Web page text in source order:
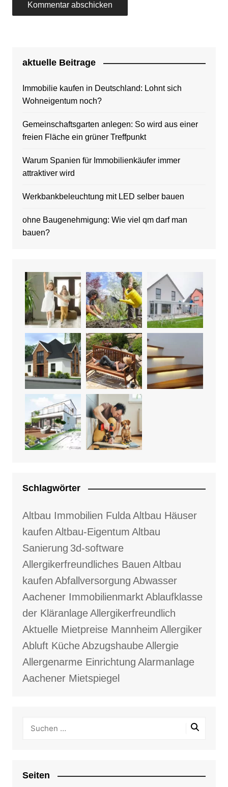
aktuelle Beitrage
Immobilie kaufen in Deutschland: Lohnt sich
Wohneigentum noch?
Gemeinschaftsgarten anlegen: So wird aus einer
freien Fläche ein grüner Treffpunkt
Warum Spanien für Immobilienkäufer immer
attraktiver wird
Werkbankbeleuchtung mit LED selber bauen
ohne Baugenehmigung: Wie viel qm darf man
bauen?
Schlagwörter
Altbau Immobilien FuldaAltbau Häuser
kaufen Altbau-Eigentum Altbau
Sanierung 3d-software
Allergikerfreundliches Bauen Altbau
kaufen Abfallversorgung Abwasser
Aachener ImmobilienmarktAblaufklasse
der KläranlageAllergikerfreundlich
Aktuelle Mietpreise Mannheim Allergiker
Abluft KücheAbzugshaubeAllergie
Allergenarme Einrichtung Alarmanlage
Aachener Mietspiegel
Seiten